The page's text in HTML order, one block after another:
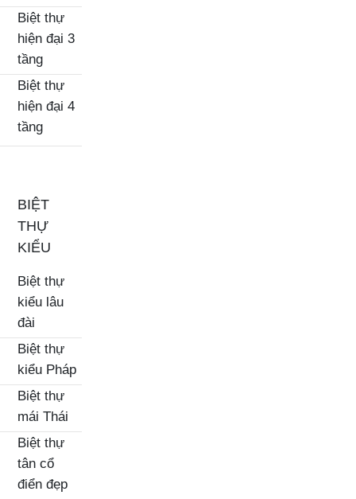
Biệt thự
hiện đại 3
tầng
Biệt thự
hiện đại 4
tầng
BIỆT
THỰ
KIỂU
Biệt thự
kiểu lâu
đài
Biệt thự
kiểu Pháp
Biệt thự
mái Thái
Biệt thự
tân cổ
điển đẹp